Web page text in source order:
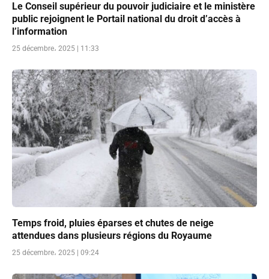
Le Conseil supérieur du pouvoir judiciaire et le ministère
public rejoignent le Portail national du droit d’accès à
l’information
25 décembre، 2025 | 11:33
Temps froid, pluies éparses et chutes de neige
attendues dans plusieurs régions du Royaume
25 décembre، 2025 | 09:24